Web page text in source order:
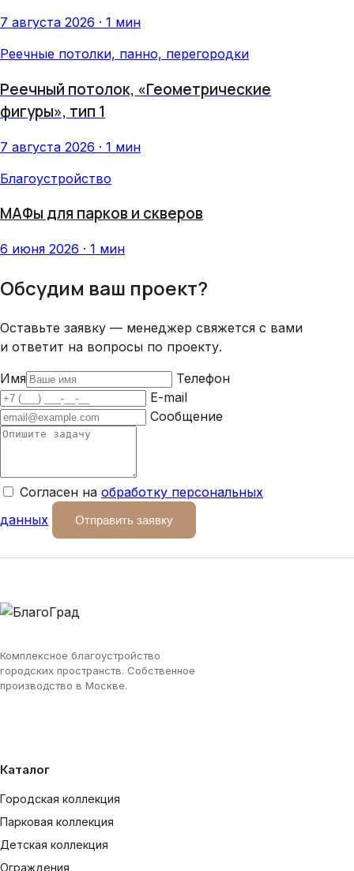
7 августа 2026 · 1 мин
Реечные потолки, панно, перегородки
Реечный потолок, «Геометрические
фигуры», тип 1
7 августа 2026 · 1 мин
Благоустройство
МАФы для парков и скверов
6 июня 2026 · 1 мин
Обсудим ваш проект?
Оставьте заявку — менеджер свяжется с вами
и ответит на вопросы по проекту.
Имя
Телефон
E-mail
Сообщение
Согласен на обработку персональных
данных
Отправить заявку
Комплексное благоустройство
городских пространств. Собственное
производство в Москве.
Каталог
Городская коллекция
Парковая коллекция
Детская коллекция
Ограждения